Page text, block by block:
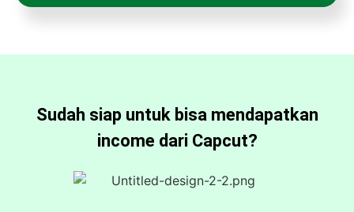
Sudah siap untuk bisa mendapatkan
income dari Capcut?